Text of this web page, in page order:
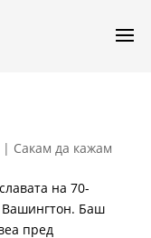
| Сакам да кажам
на 70-
Вашингтон. Баш
пред